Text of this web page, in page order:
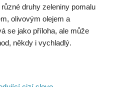
druhy zeleniny pomalu
olivovým olejem a
se jako příloha, ale může
někdy i vychladlý.